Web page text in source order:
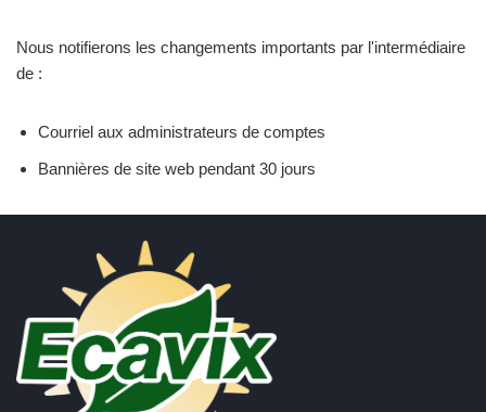
Nous notifierons les changements importants par l'intermédiaire
de :
Courriel aux administrateurs de comptes
Bannières de site web pendant 30 jours